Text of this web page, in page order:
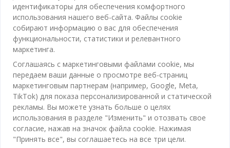
Спальня
Ванная
Кабинет
Гостиная
Столовая
Хранение
Шторы
Отдел обслуживания клиентов
Контакты службы поддержки клиентов
Магазины и часы работы
Акции
Пользовательское соглашение
Гарантия цены
Гарантия на продукт
JYSK
Про JYSK
JYSK.com
Пресса
Вакансии
ОФИС
TAROL-DD S.R.L. ул.Юбилейная, 41A мун. Кишинёв,
Республика Молдова
JYSK BUSINESS TO BUSINESS (B2B)
JYSK ОБСЛУЖИВАНИЕ КЛИЕНТОВ
Контактный центр для клиентов
Телефон: 022 022 030
Следите за Jysk
идентификаторы для обеспечения комфортного
использования нашего веб-сайта. Файлы cookie
собирают информацию о вас для обеспечения
функциональности, статистики и релевантного
маркетинга.
Соглашаясь с маркетинговыми файлами cookie, мы
передаем ваши данные о просмотре веб-страниц
маркетинговым партнерам (например, Google, Meta,
TikTok) для показа персонализированной и статической
рекламы. Вы можете узнать больше о целях
использования в разделе "Изменить" и отозвать свое
согласие, нажав на значок файла cookie. Нажимая
"Принять все", вы соглашаетесь на все три цели.